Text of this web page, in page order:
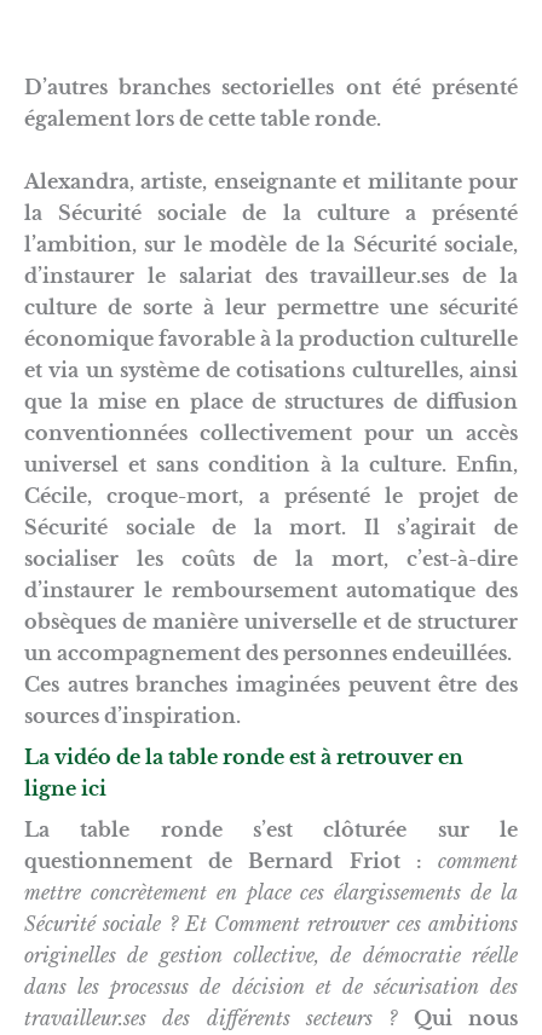
D’autres branches sectorielles ont été présenté
également lors de cette table ronde.
Alexandra, artiste, enseignante et militante pour
la Sécurité sociale de la culture a présenté
l’ambition, sur le modèle de la Sécurité sociale,
d’instaurer le salariat des travailleur.ses de la
culture de sorte à leur permettre une sécurité
économique favorable à la production culturelle
et via un système de cotisations culturelles, ainsi
que la mise en place de structures de diffusion
conventionnées collectivement pour un accès
universel et sans condition à la culture. Enfin,
Cécile, croque-mort, a présenté le projet de
Sécurité sociale de la mort. Il s’agirait de
socialiser les coûts de la mort, c’est-à-dire
d’instaurer le remboursement automatique des
obsèques de manière universelle et de structurer
un accompagnement des personnes endeuillées.
Ces autres branches imaginées peuvent être des
sources d’inspiration.
La vidéo de la table ronde est à retrouver en
ligne ici
La table ronde s’est clôturée sur le
questionnement de Bernard Friot : comment
mettre concrètement en place ces élargissements de la
Sécurité sociale ? Et Comment retrouver ces ambitions
originelles de gestion collective, de démocratie réelle
dans les processus de décision et de sécurisation des
travailleur.ses des différents secteurs ?Qui nous